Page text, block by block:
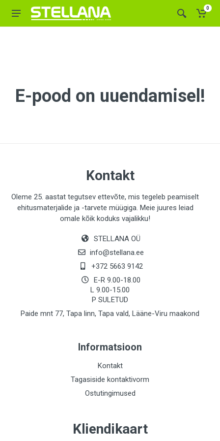
0
E-pood on uuendamisel!
Kontakt
Oleme 25. aastat tegutsev ettevõte, mis tegeleb peamiselt
ehitusmaterjalide ja -tarvete müügiga. Meie juures leiad
omale kõik koduks vajalikku!
STELLANA OÜ
info@stellana.ee
+372 5663 9142
E-R 9.00-18.00
L 9.00-15.00
P SULETUD
Paide mnt 77, Tapa linn, Tapa vald, Lääne-Viru maakond
Informatsioon
Kontakt
Tagasiside kontaktivorm
Ostutingimused
Kliendikaart